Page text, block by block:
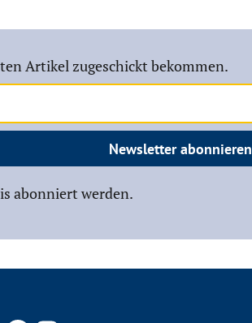
Artikel zugeschickt bekommen.
Newsletter abonnieren
abonniert werden.